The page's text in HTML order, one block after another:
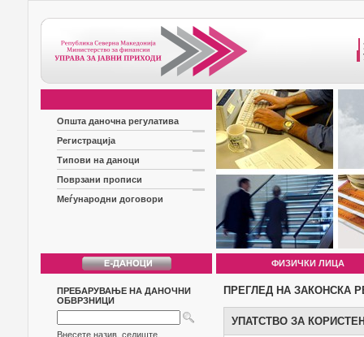
Општа даночна регулатива
Регистрација
Типови на даноци
Поврзани прописи
Меѓународни договори
ФИЗИЧКИ ЛИЦА
ПРЕБАРУВАЊЕ НА ДАНОЧНИ
ОБВРЗНИЦИ
Внесете назив, седиште,
ПРЕГЛЕД НА ЗАКОНСКА
УПАТСТВО ЗА